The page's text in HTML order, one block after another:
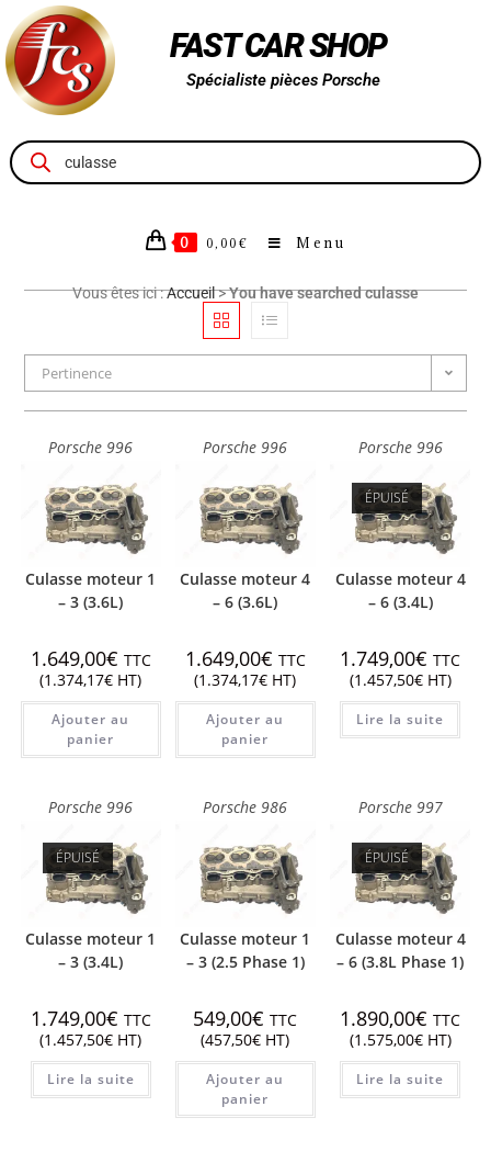
FAST CAR SHOP
Spécialiste pièces Porsche
0 0,00 € Menu
Vous êtes ici :Accueil>You have searched culasse
Pertinence
Porsche 996
Culasse moteur 1
– 3 (3.6L)
1.649,00€ TTC
(1.374,17€ HT)
Ajouter au
panier
Porsche 996
Culasse moteur 4
– 6 (3.6L)
1.649,00€ TTC
(1.374,17€ HT)
Ajouter au
panier
Porsche 996
ÉPUISÉ
Culasse moteur 4
– 6 (3.4L)
1.749,00€ TTC
(1.457,50€HT)
Lire la suite
Porsche 996
ÉPUISÉ
Culasse moteur 1
– 3 (3.4L)
1.749,00€ TTC
(1.457,50€ HT)
Lire la suite
Porsche 986
Culasse moteur 1
– 3 (2.5 Phase 1)
549,00€ TTC
(457,50€ HT)
Ajouter au
panier
Porsche 997
ÉPUISÉ
Culasse moteur 4
– 6 (3.8L Phase 1)
1.890,00€ TTC
(1.575,00€HT)
Lire la suite